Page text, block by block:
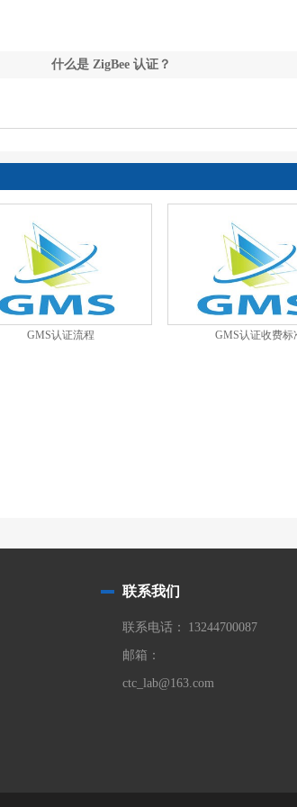
什么是 ZigBee 认证？
GMS认证流程 GMS认证收费标
联系我们
联系电话： 13244700087
邮箱：
ctc_lab@163.com